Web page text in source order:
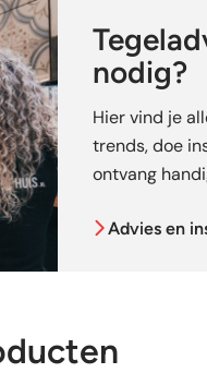
nodig?
Hier vind je
trends, doe
ontvang
Advies en